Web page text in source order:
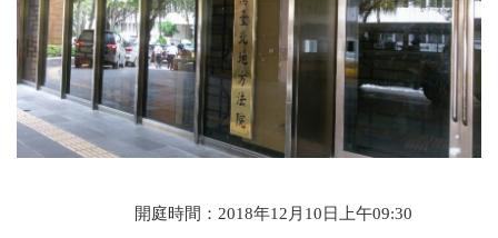
開庭時間：2018年12月10日上午09:30